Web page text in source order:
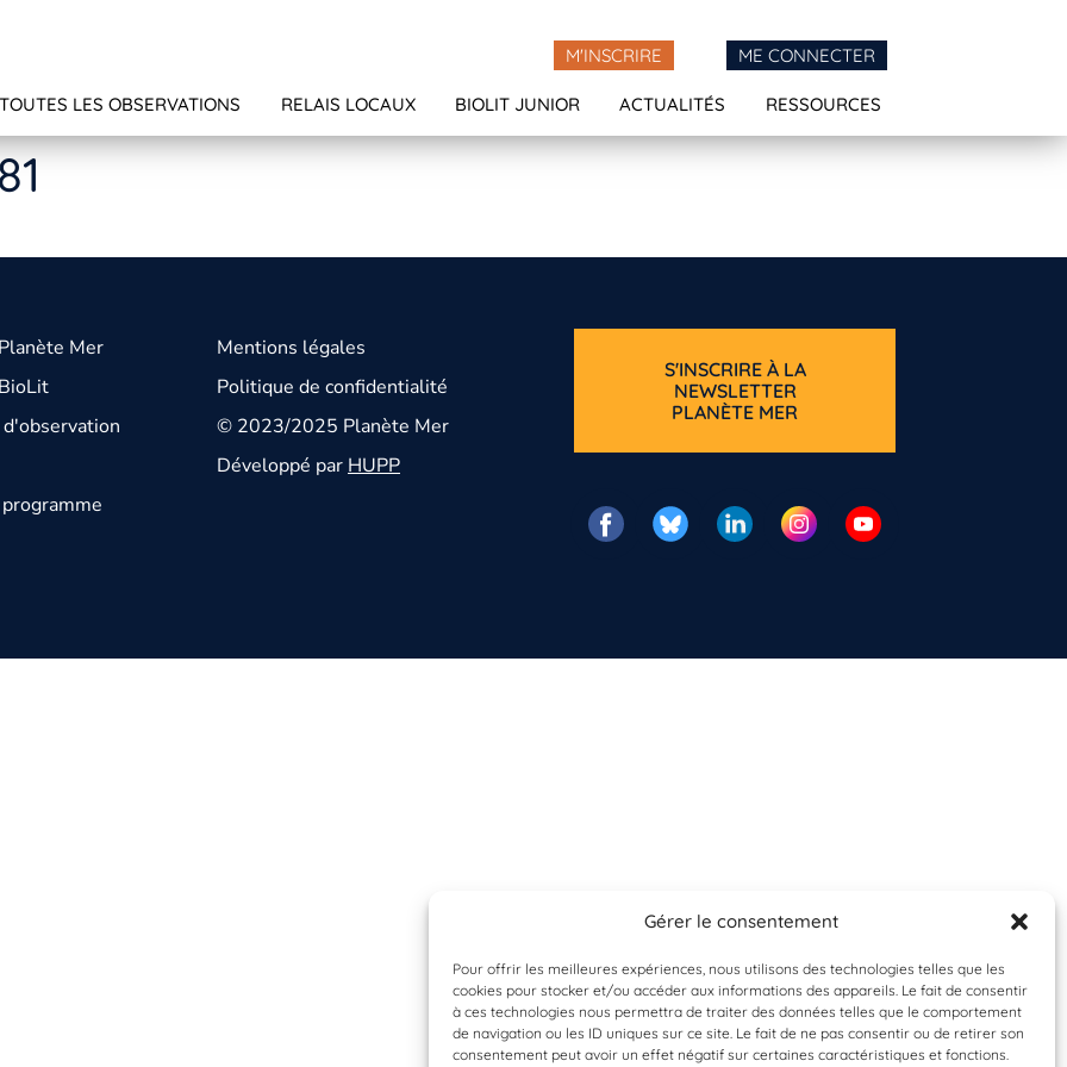
Gérer le consentement
Pour offrir les meilleures expériences, nous utilisons des technologies telles que les
cookies pour stocker et/ou accéder aux informations des appareils. Le fait de consentir
à ces technologies nous permettra de traiter des données telles que le comportement
de navigation ou les ID uniques sur ce site. Le fait de ne pas consentir ou de retirer son
consentement peut avoir un effet négatif sur certaines caractéristiques et fonctions.
M'INSCRIRE ME CONNECTER
TOUTES LES OBSERVATIONS RELAIS LOCAUX BIOLIT JUNIOR ACTUALITÉS RESSOURCES
Mer
Mentions légales
Politique de confidentialité
© 2023/2025 Planète Mer
Développé parHUPP
S'INSCRIRE À LA
NEWSLETTER
PLANÈTE MER